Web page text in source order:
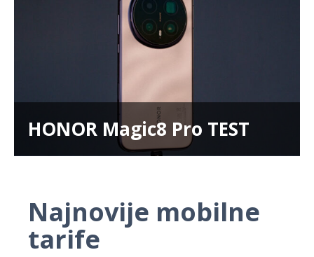
HONOR Magic8 Pro TEST
Najnovije mobilne
tarife